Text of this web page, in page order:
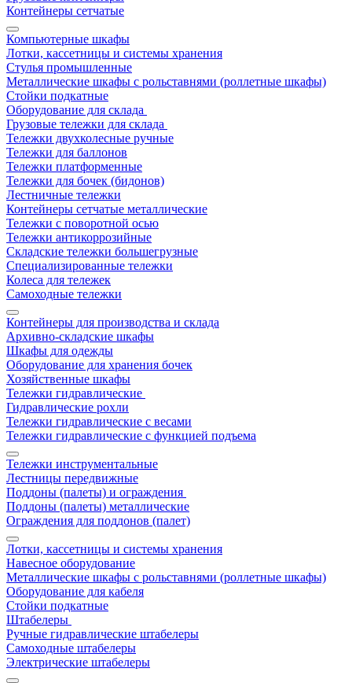
Контейнеры сетчатые
Компьютерные шкафы
Лотки, кассетницы и системы хранения
Стулья промышленные
Металлические шкафы с рольставнями (роллетные шкафы)
Стойки подкатные
Оборудование для склада
Грузовые тележки для склада
Тележки двухколесные ручные
Тележки для баллонов
Тележки платформенные
Тележки для бочек (бидонов)
Лестничные тележки
Контейнеры сетчатые металлические
Тележки с поворотной осью
Тележки антикоррозийные
Складские тележки большегрузные
Специализированные тележки
Колеса для тележек
Самоходные тележки
Контейнеры для производства и склада
Архивно-складские шкафы
Шкафы для одежды
Оборудование для хранения бочек
Хозяйственные шкафы
Тележки гидравлические
Гидравлические рохли
Тележки гидравлические с весами
Тележки гидравлические с функцией подъема
Тележки инструментальные
Лестницы передвижные
Поддоны (палеты) и ограждения
Поддоны (палеты) металлические
Ограждения для поддонов (палет)
Лотки, кассетницы и системы хранения
Навесное оборудование
Металлические шкафы с рольставнями (роллетные шкафы)
Оборудование для кабеля
Стойки подкатные
Штабелеры
Ручные гидравлические штабелеры
Самоходные штабелеры
Электрические штабелеры